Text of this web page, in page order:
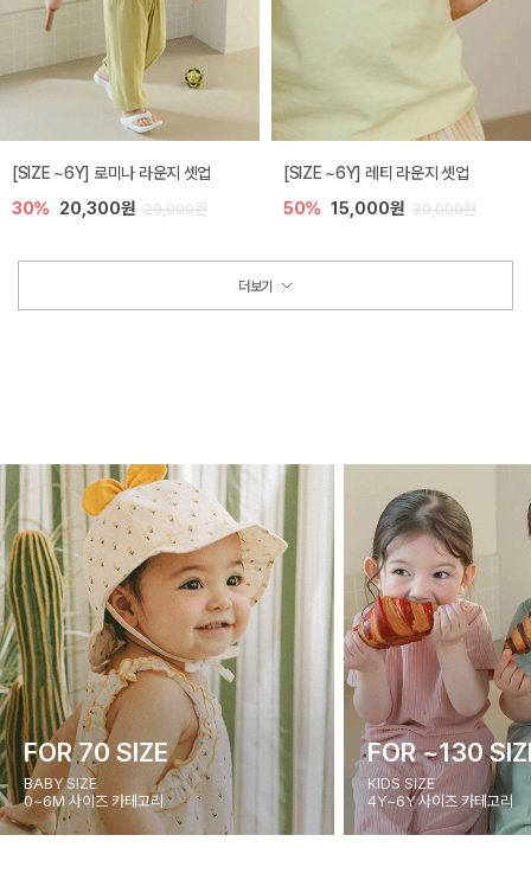
[SIZE ~6Y] 로미나 라운지 셋업
30% 20,300원 29,000원
[SIZE ~6Y] 레티 라운지 셋업
50% 15,000원 30,000원
더보기
FOR 70 SIZE
BABY SIZE
0~6M 사이즈 카테고리
FOR ~130
KIDS SIZE
4Y~6Y 사이즈 카테고리